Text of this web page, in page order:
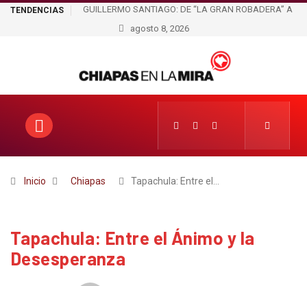
TENDENCIAS
GRAN ROBADERA” A
SAN ROQUE ENTRE FAMILIARES DE ÁNGEL
¿QUIÉN CONTROLA LOS ESPACIOS, EL DINERO Y
agosto 8, 2026
Inicio Chiapas Tapachula: Entre el…
Tapachula: Entre el Ánimo y la
Desesperanza